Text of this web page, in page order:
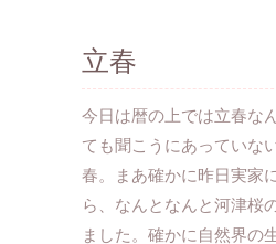
立春
今日は暦の上では立春な
ても聞こうにあっていな
春。まあ確かに昨日実家
ら、なんとなんと河津桜
ました。確かに自然界の